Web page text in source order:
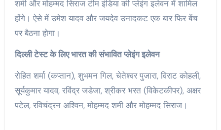
शमी और मोहम्मद सिराज टीम इंडिया की प्लेइंग इलेवन में शामिल
होंगे। ऐसे में उमेश यादव और जयदेव उनादकट एक बार फिर बेंच
पर बैठना होगा।
दिल्ली टेस्ट के लिए भारत की संभावित प्लेइंग इलेवन
रोहित शर्मा (कप्तान), शुभमन गिल, चेतेश्वर पुजारा, विराट कोहली,
सूर्यकुमार यादव, रविंद्र जडेजा, श्रीकर भरत (विकेटकीपर), अक्षर
पटेल, रविचंद्रन अश्विन, मोहम्मद शमी और मोहम्मद सिराज।